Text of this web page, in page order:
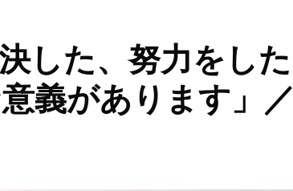
した、努力をした
義があります」／